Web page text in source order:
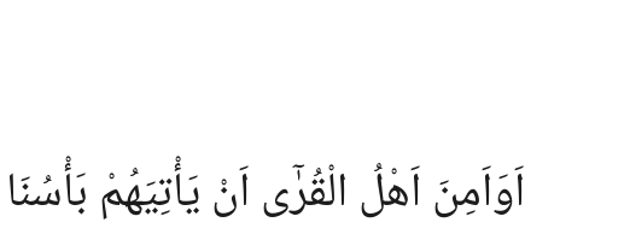
اَوَاَمِنَ اَهْلُ الْقُرٰٓى اَنْ يَأْتِيَهُمْ